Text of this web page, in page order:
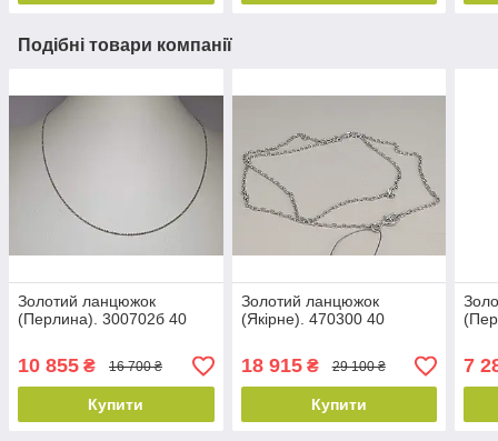
Подібні товари компанії
Золотий ланцюжок
(Перлина). 300702б 40
10 855 ₴ 16 700 ₴
Купити
Золотий ланцюжок
(Якірне). 470300 40
18 915₴ 29 100 ₴
Купити
7